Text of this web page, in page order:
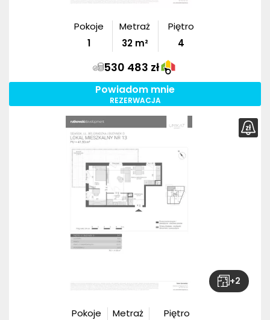
Pokoje
1
Metraż
32m²
Piętro
4
530 483 zł
Powiadom mnie
REZERWACJA
+2
Pokoje
Metraż
Piętro